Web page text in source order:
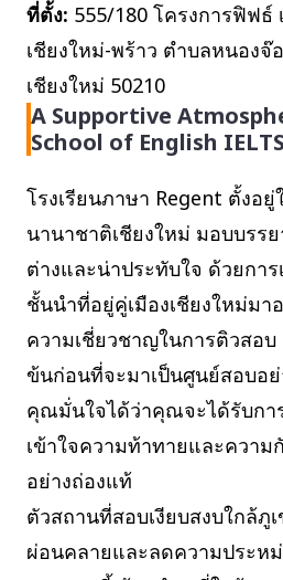
ที่ตั้ง: 555/180 โครงการฟิฟธ์
เชียงใหม่-พร้าว ตำบลหนองจ๊
เชียงใหม่ 50210
A Supportive
School of English
โรงเรียนภาษา Regent ตั้งอ
นานาชาติเชียงใหม่ มอบบรร
ต่างและน่าประทับใจ ด้วยกา
ชั้นนำที่อยู่คู่เมืองเชียงใหม่มา
ความเชี่ยวชาญในการติวสอบ
ข้นก่อนที่จะมาเป็นศูนย์สอบอย่
คุณมั่นใจได้ว่าคุณจะได้รับกา
เข้าใจความท้าทายและความ
อย่างถ่องแท้
ตัวสถานที่สอบเงียบสงบใกล้ภู
ผ่อนคลายและลดความประห